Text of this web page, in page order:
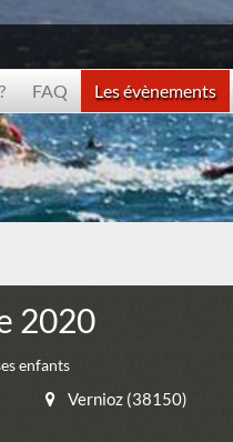
FAQ Les évènements
2020
enfants
Vernioz (38150)